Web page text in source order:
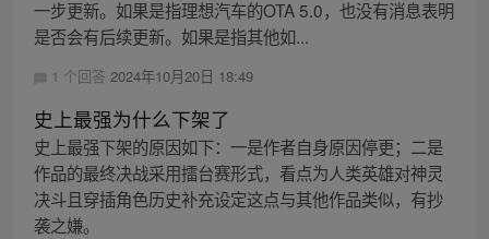
一步更新。如果是指理想汽车的OTA 5.0，也没有消息表明
是否会有后续更新。如果是指其他如...
1 个回答 2024年10月20日 18:49
史上最强为什么下架了
史上最强下架的原因如下：一是作者自身原因停更；二是
作品的最终决战采用擂台赛形式，看点为人类英雄对神灵
决斗且穿插角色历史补充设定这点与其他作品类似，有抄
袭之嫌。